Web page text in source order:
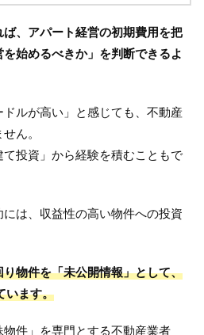
、アパート経営の初期費用を把
を始めるべきか」を判断できるよ
ルが高い」と感じても、不動産
ん。
投資」から経験を積むこともで
は、収益性の高い物件への投資
物件を「未公開情報」として、
います。
件」を専門とする不動産業者